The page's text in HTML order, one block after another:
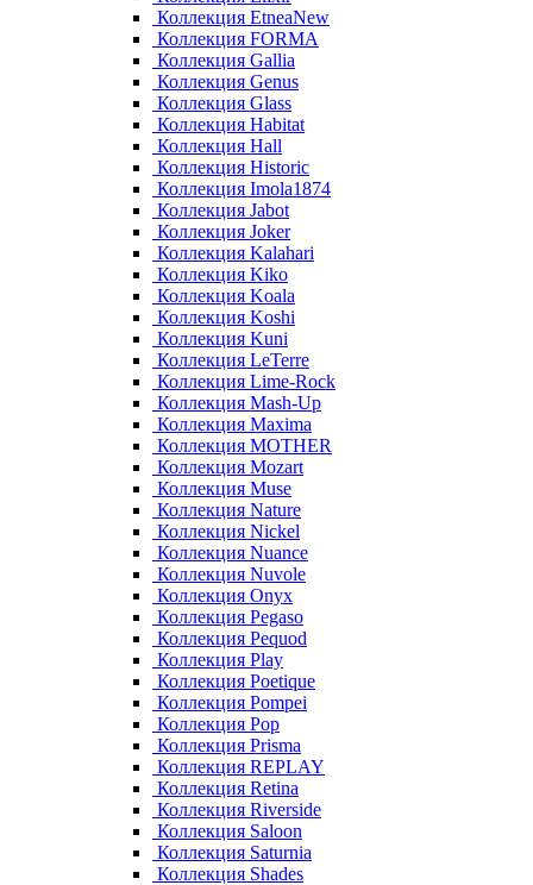
Коллекция EtneaNew
Коллекция FORMA
Коллекция Gallia
Коллекция Genus
Коллекция Glass
Коллекция Habitat
Коллекция Hall
Коллекция Historic
Коллекция Imola1874
Коллекция Jabot
Коллекция Joker
Коллекция Kalahari
Коллекция Kiko
Коллекция Koala
Коллекция Koshi
Коллекция Kuni
Коллекция LeTerre
Коллекция Lime-Rock
Коллекция Mash-Up
Коллекция Maxima
Коллекция MOTHER
Коллекция Mozart
Коллекция Muse
Коллекция Nature
Коллекция Nickel
Коллекция Nuance
Коллекция Nuvole
Коллекция Onyx
Коллекция Pegaso
Коллекция Pequod
Коллекция Play
Коллекция Poetique
Коллекция Pompei
Коллекция Pop
Коллекция Prisma
Коллекция REPLAY
Коллекция Retina
Коллекция Riverside
Коллекция Saloon
Коллекция Saturnia
Коллекция Shades